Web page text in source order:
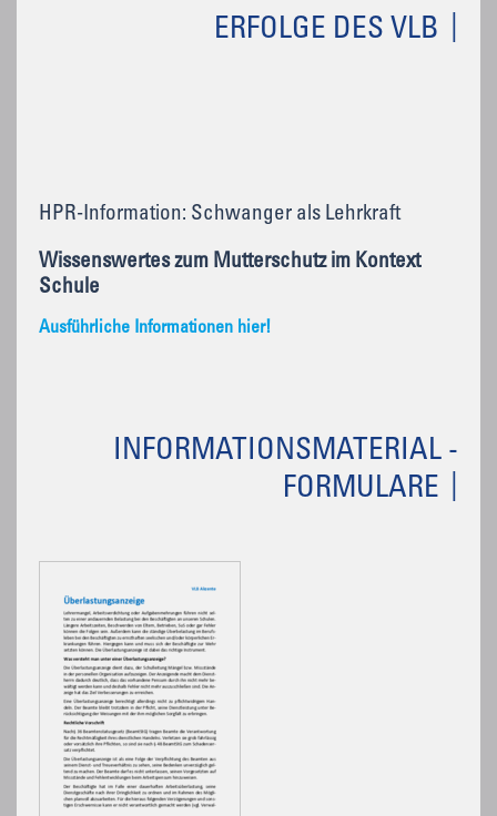
ERFOLGE DES VLB
HPR-Information: Schwanger als Lehrkraft
Wissenswertes zum Mutterschutz im Kontext
Schule
Ausführliche Informationen hier!
INFORMATIONSMATERIAL -
FORMULARE